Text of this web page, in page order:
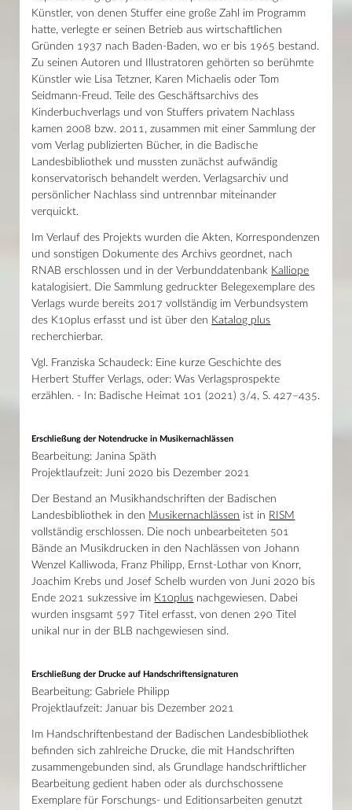
Künstler, von denen Stuffer eine große Zahl im Programm
hatte, verlegte er seinen Betrieb aus wirtschaftlichen
Gründen 1937 nach Baden-Baden, wo er bis 1965 bestand.
Zu seinen Autoren und Illustratoren gehörten so berühmte
Künstler wie Lisa Tetzner, Karen Michaelis oder Tom
Seidmann-Freud. Teile des Geschäftsarchivs des
Kinderbuchverlags und von Stuffers privatem Nachlass
kamen 2008 bzw. 2011, zusammen mit einer Sammlung der
vom Verlag publizierten Bücher, in die Badische
Landesbibliothek und mussten zunächst aufwändig
konservatorisch behandelt werden. Verlagsarchiv und
persönlicher Nachlass sind untrennbar miteinander
verquickt.
Im Verlauf des Projekts wurden die Akten, Korrespondenzen
und sonstigen Dokumente des Archivs geordnet, nach
RNAB erschlossen und in der Verbunddatenbank Kalliope
katalogisiert. Die Sammlung gedruckter Belegexemplare des
Verlags wurde bereits 2017 vollständig im Verbundsystem
des K10plus erfasst und ist über den Katalog plus
recherchierbar.
Vgl. Franziska Schaudeck: Eine kurze Geschichte des
Herbert Stuffer Verlags, oder: Was Verlagsprospekte
erzählen. - In: Badische Heimat 101 (2021) 3/4, S. 427–435.
Erschließung der Notendrucke in Musikernachlässen
Bearbeitung: Janina Späth
Projektlaufzeit: Juni 2020 bis Dezember 2021
Der Bestand an Musikhandschriften der Badischen
Landesbibliothek in den Musikernachlässen ist in RISM
vollständig erschlossen. Die noch unbearbeiteten 501
Bände an Musikdrucken in den Nachlässen von Johann
Wenzel Kalliwoda, Franz Philipp, Ernst-Lothar von Knorr,
Joachim Krebs und Josef Schelb wurden von Juni 2020 bis
Ende 2021 sukzessive im K10plus nachgewiesen. Dabei
wurden insgsamt 597 Titel erfasst, von denen 290 Titel
unikal nur in der BLB nachgewiesen sind.
Erschließung der Drucke auf Handschriftensignaturen
Bearbeitung: Gabriele Philipp
Projektlaufzeit: Januar bis Dezember 2021
Im Handschriftenbestand der Badischen Landesbibliothek
befinden sich zahlreiche Drucke, die mit Handschriften
zusammengebunden sind, als Grundlage handschriftlicher
Bearbeitung gedient haben oder als durchschossene
Exemplare für Forschungs- und Editionsarbeiten genutzt